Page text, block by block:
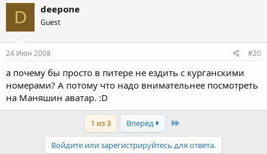
D deepone
Guest
24 Июн 2008 #20
а почему бы просто в питере не ездить с курганскими
номерами? А потому что надо внимательнее посмотреть
на Маняшин аватар. :D
1 из 3 Вперёд Last
Войдите или зарегистрируйтесь для ответа.